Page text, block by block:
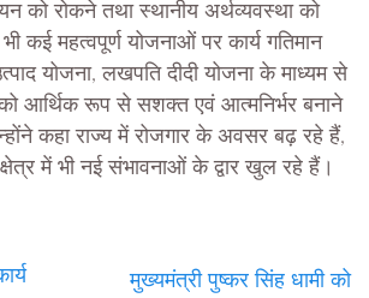
को रोकने तथा स्थानीय अर्थव्यवस्था को
कई महत्वपूर्ण योजनाओं पर कार्य गतिमान
योजना, लखपति दीदी योजना के माध्यम से
आर्थिक रूप से सशक्त एवं आत्मनिर्भर बनाने
कहा राज्य में रोजगार के अवसर बढ़ रहे हैं,
में भी नई संभावनाओं के द्वार खुल रहे हैं।
मुख्यमंत्री पुष्कर सिंह धामी को